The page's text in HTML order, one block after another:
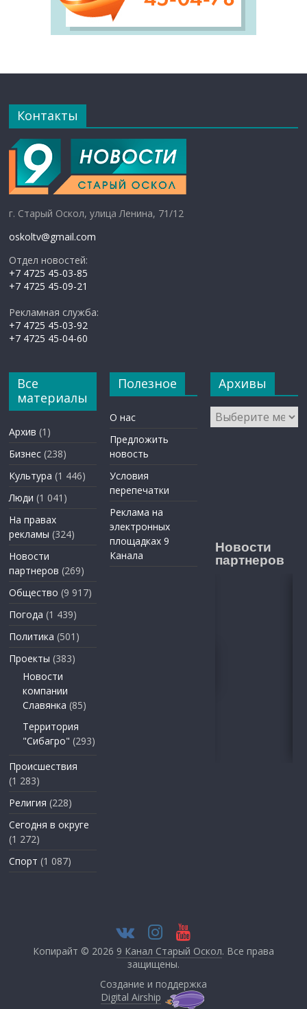
Контакты
г. Старый Оскол, улица Ленина, 71/12
oskoltv@gmail.com
Отдел новостей:
+7 4725 45-03-85
+7 4725 45-09-21
Рекламная служба:
+7 4725 45-03-92
+7 4725 45-04-60
Все
материалы
Архив (1)
Бизнес (238)
Культура (1 446)
Люди (1 041)
На правах
рекламы (324)
Новости
партнеров (269)
Общество (9 917)
Погода (1 439)
Политика (501)
Проекты (383)
Новости
компании
Славянка (85)
Территория
"Сибагро" (293)
Происшествия
(1 283)
Религия (228)
Сегодня в округе
(1 272)
Спорт (1 087)
Полезное
О нас
Предложить
новость
Условия
перепечатки
Реклама на
электронных
площадках 9
Канала
Архивы
Архивы
Новости
партнеров
Копирайт © 2026 9 Канал Старый Оскол. Все права
защищены.
Создание и поддержка
Digital Airship